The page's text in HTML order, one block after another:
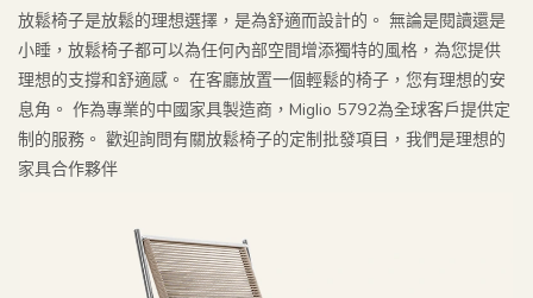
放鬆椅子是放鬆的理想選擇，是為舒適而設計的。 無論是閱讀還是
小睡，放鬆椅子都可以為任何內部空間增添獨特的風格，為您提供
理想的支撐和舒適感。 在客廳放置一個輕鬆的椅子，您有理想的安
息角。 作為專業的中國家具製造商，Miglio 5792為全球客戶提供定
制的服務。 歡迎詢問有關放鬆椅子的定制批發項目，我們是理想的
家具合作夥伴